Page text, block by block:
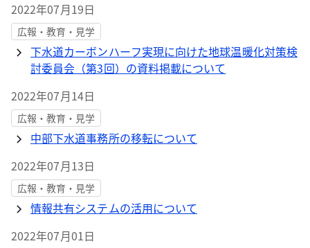
2022年07月19日
広報・教育・見学
下水道カーボンハーフ実現に向けた地球温暖化対策検
討委員会（第3回）の資料掲載について
2022年07月14日
広報・教育・見学
中部下水道事務所の移転について
2022年07月13日
広報・教育・見学
情報共有システムの活用について
2022年07月01日